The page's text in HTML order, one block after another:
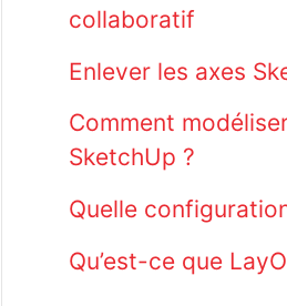
collaboratif
Enlever les axes
Comment
SketchUp ?
Quelle
Qu’est-ce que